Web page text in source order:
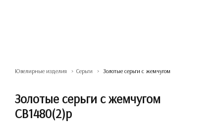
Ювелирные изделия Серьги Золотые серьги с жемчугом
Золотые серьги с жемчугом
СВ1480(2)р